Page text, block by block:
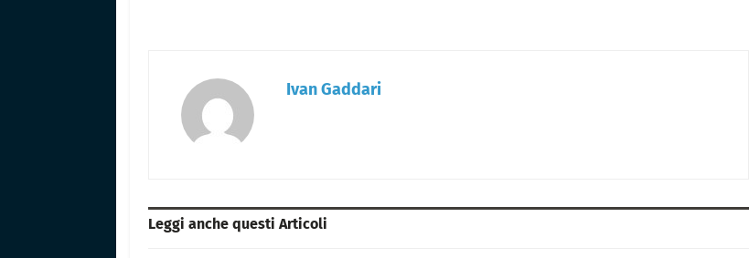
Ivan Gaddari
Leggi anche questi Articoli